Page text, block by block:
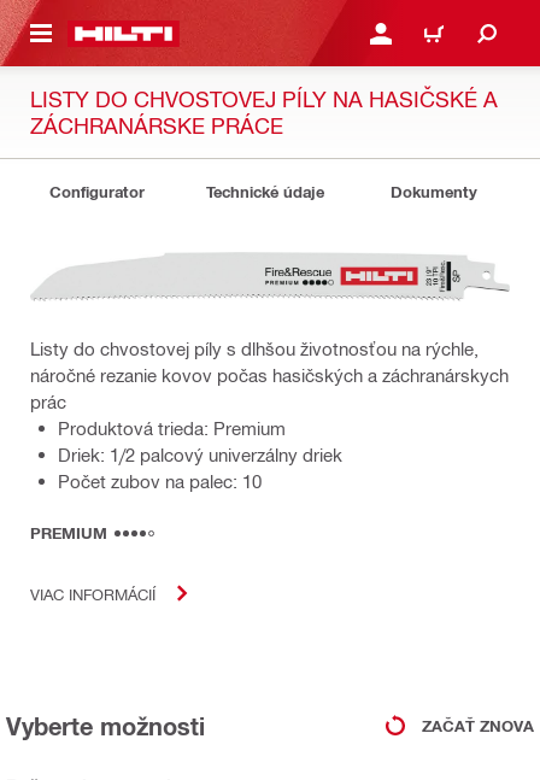
HLAVNÝ OBSAH PRIHLÁSIŤ ALEBO
KOŠÍK
LISTY DO CHVOSTOVEJ PÍLY NA HASIČSKÉ A
ZÁCHRANÁRSKE PRÁCE
Configurator Technické údaje Dokumenty
Listy do chvostovej píly s dlhšou životnosťou na rýchle,
náročné rezanie kovov počas hasičských a záchranárskych
prác
Produktová trieda: Premium
Driek: 1/2 palcový univerzálny driek
Počet zubov na palec: 10
PREMIUM
VIAC INFORMÁCIÍ
Vyberte možnosti ZAČAŤ ZNOVA